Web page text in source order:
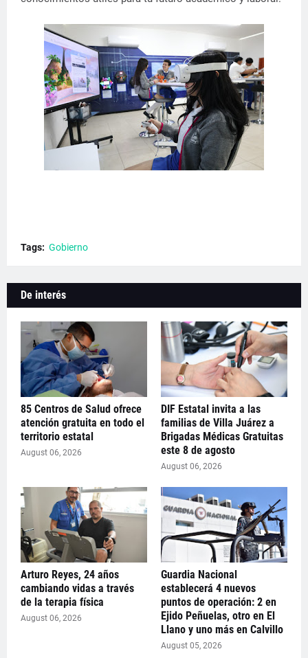
Tags: Gobierno
De interés
85 Centros de Salud ofrece
atención gratuita en todo el
territorio estatal
August 06, 2026
DIF Estatal invita a las
familias de Villa Juárez a
Brigadas Médicas Gratuitas
este 8 de agosto
August 06, 2026
Arturo Reyes, 24 años
cambiando vidas a través
de la terapia física
August 06, 2026
Guardia Nacional
establecerá 4 nuevos
puntos de operación: 2 en
Ejido Peñuelas, otro en El
Llano y uno más en Calvillo
August 05, 2026